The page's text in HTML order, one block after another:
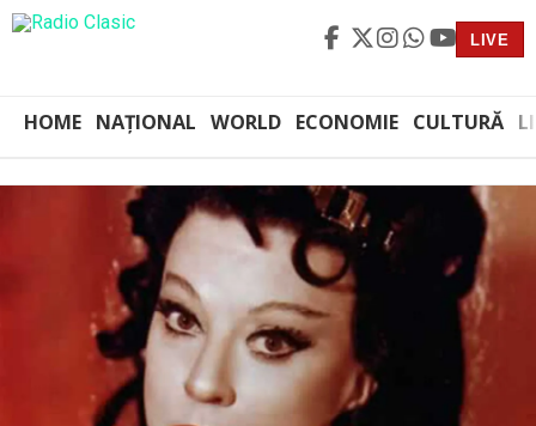
LIVE
HOME NAȚIONAL WORLD ECONOMIE CULTURĂ